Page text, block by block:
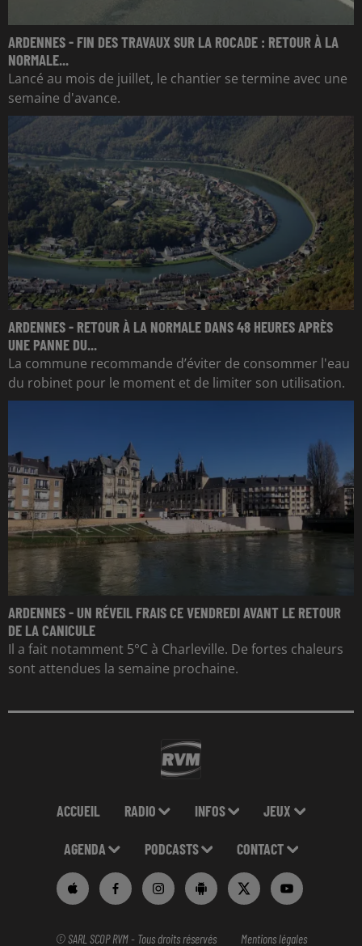
ARDENNES - FIN DES TRAVAUX SUR LA ROCADE : RETOUR À LA
NORMALE...
Lancé au mois de juillet, le chantier se termine avec une
semaine d'avance.
ARDENNES - RETOUR À LA NORMALE DANS 48 HEURES APRÈS
UNE PANNE DU...
La commune recommande d’éviter de consommer l'eau
du robinet pour le moment et de limiter son utilisation.
ARDENNES - UN RÉVEIL FRAIS CE VENDREDI AVANT LE RETOUR
DE LA CANICULE
Il a fait notamment 5°C à Charleville. De fortes chaleurs
sont attendues la semaine prochaine.
ACCUEIL RADIO INFOS JEUX
AGENDA PODCASTS CONTACT
© SARL SCOP RVM - Tous droits réservés Mentions légales